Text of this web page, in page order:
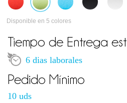
Disponible en 5 colores
Tiempo de Entrega
6 dias laborales
Pedido Mínimo
10 uds